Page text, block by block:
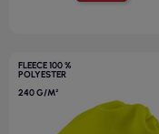
FLEECE 100 %
POLYESTER
240 G/M²